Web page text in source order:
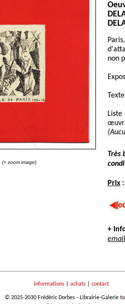
(+ zoom image)
non
Très
Prix
+
email
informations| achats| contact
© 2025-2030 Frédéric Dorbes - Librairie-Galerie to